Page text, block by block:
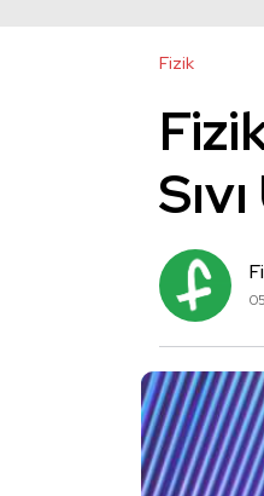
Fizik